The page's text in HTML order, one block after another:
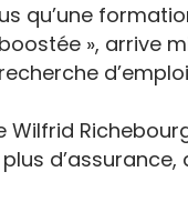
qu’une
», arrive
Wilfrid